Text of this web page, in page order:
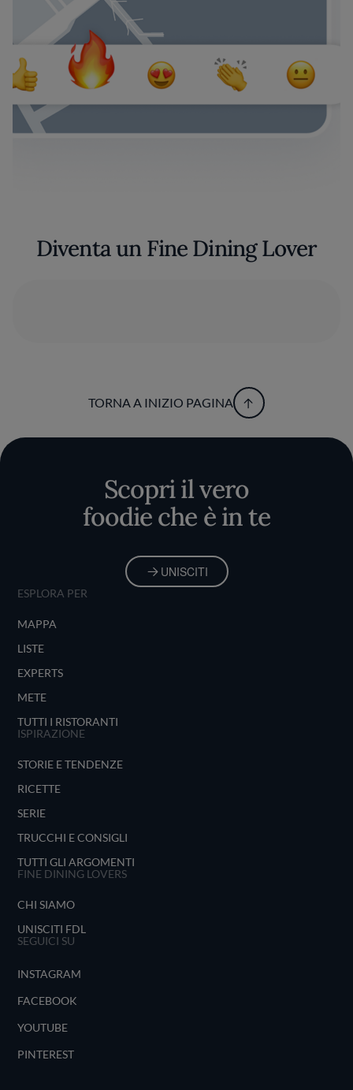
Diventa un Fine Dining Lover
TORNA A INIZIO PAGINA
Scopri il vero
foodie che è in te
UNISCITI
ESPLORA PER
MAPPA
LISTE
EXPERTS
METE
TUTTI I RISTORANTI
ISPIRAZIONE
STORIE E TENDENZE
RICETTE
SERIE
TRUCCHI E CONSIGLI
TUTTI GLI ARGOMENTI
FINE DINING LOVERS
CHI SIAMO
UNISCITI FDL
SEGUICI SU
INSTAGRAM
FACEBOOK
YOUTUBE
PINTEREST